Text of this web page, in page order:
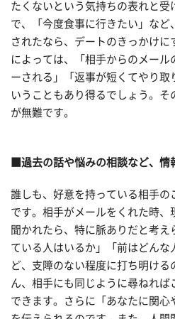
たくないという気持ちの表れと受
で、「今度食事に行きたい」など
されたなら、デートのきっかけ
によっては、「相手からのメール
ーされる」「返事が短くてやり取
いうこともあり得るでしょう。そ
が無難です。
■過去の話や悩みの相談など、情
誰しも、好意を持っている相手の
です。相手がメールをくれた時、
聞かれたら、特に脈ありだと考え
ている人はいるか」「前はどんな
ど、支障のない程度に打ち明ける
ん、相手にも同じように尋ねれ
できます。さらに「あなたに関心